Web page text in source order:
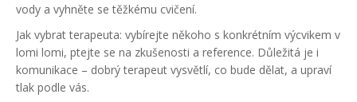
vody a vyhněte se těžkému cvičení.
Jak vybrat terapeuta: vybírejte někoho s konkrétním výcvikem v
lomi lomi, ptejte se na zkušenosti a reference. Důležitá je i
komunikace – dobrý terapeut vysvětlí, co bude dělat, a upraví
tlak podle vás.